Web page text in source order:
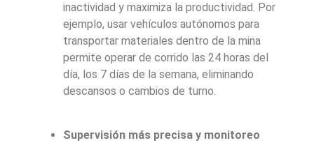
inactividad y maximiza la productividad. Por
ejemplo, usar vehículos autónomos para
transportar materiales dentro de la mina
permite operar de corrido las 24 horas del
día, los 7 días de la semana, eliminando
descansos o cambios de turno.
Supervisión más precisa y monitoreo